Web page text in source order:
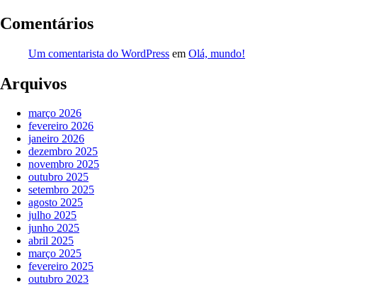
Comentários
Um comentarista do WordPress em Olá, mundo!
Arquivos
março 2026
fevereiro 2026
janeiro 2026
dezembro 2025
novembro 2025
outubro 2025
setembro 2025
agosto 2025
julho 2025
junho 2025
abril 2025
março 2025
fevereiro 2025
outubro 2023